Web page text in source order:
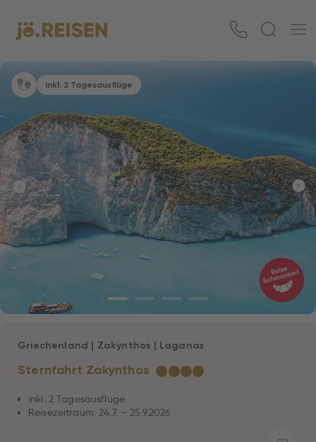
inkl. 2 Tagesausflüge
Sternfahrt Zakynthos ★★★★
Griechenland | Zakynthos | Laganas
inkl. 2 Tagesausflüge
Reisezeitraum: 24.7. – 25.9.2026